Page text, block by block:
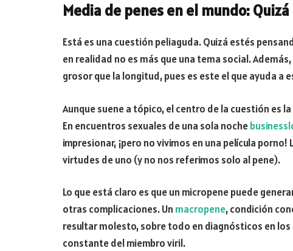
Media de penes en el mundo:
Está es una cuestión peliaguda. Quizá estés
en realidad no es más que una tema social.
grosor que la longitud, pues es este el que ayuda a
Aunque suene a tópico, el centro de la cuestión es
En encuentros sexuales de una sola noche
impresionar, ¡pero no vivimos en una película
virtudes de uno (y no nos referimos solo al pene).
Lo que está claro es que un micropene puede
otras complicaciones. Un macropene, condición
resultar molesto, sobre todo en diagnósticos en
constante del miembro viril.